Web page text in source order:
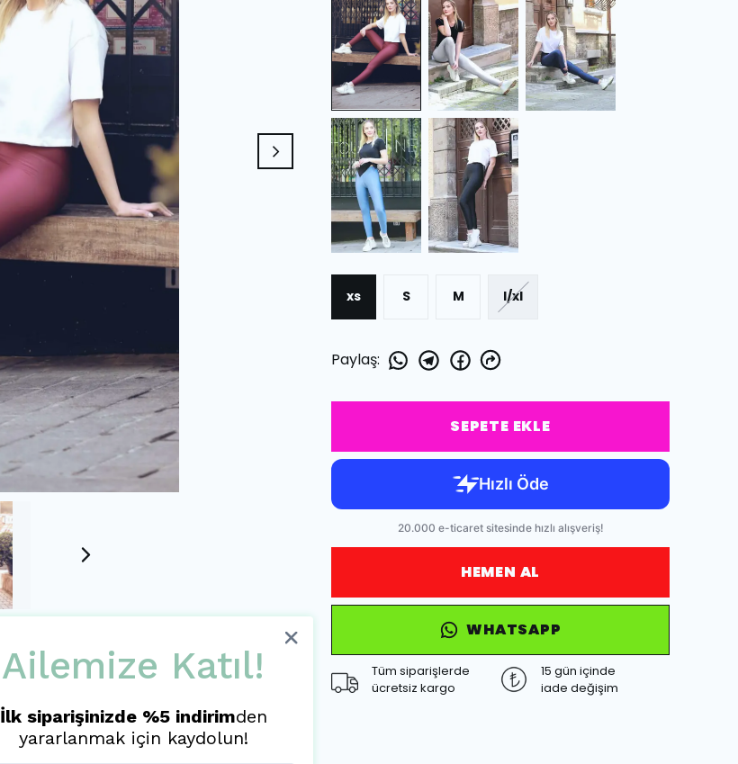
xs S M l/xl
Paylaş:
SEPETE EKLE
HEMEN AL
WHATSAPP
Tüm siparişlerde
ücretsiz kargo
15 gün içinde
iade değişim
Ailemize Katıl!
İlk siparişinizde %5 indirimden
yararlanmak için kaydolun!